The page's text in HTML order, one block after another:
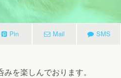
Pin Mail SMS
みを楽しんでおります。